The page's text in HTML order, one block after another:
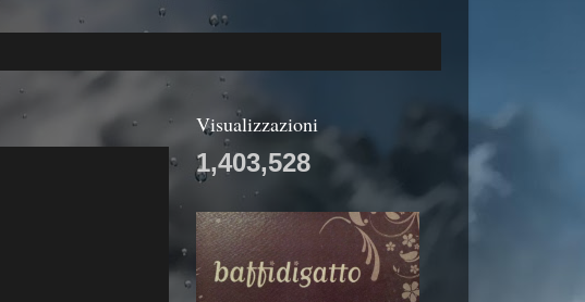
Visualizzazioni
1,403,528